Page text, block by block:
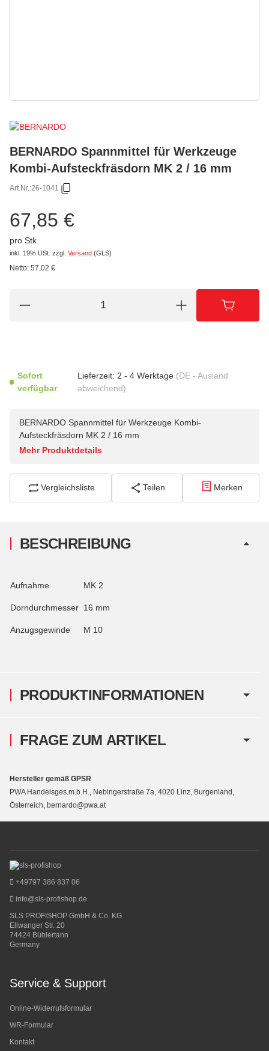
BERNARDO Spannmittel für Werkzeuge
Kombi-Aufsteckfräsdorn MK 2 / 16 mm
Art.Nr.:26-1041
67,85 €
pro Stk
inkl. 19% USt. zzgl. Versand (GLS)
Netto: 57,02 €
Sofort
verfügbar
Lieferzeit: 2 - 4 Werktage (DE - Ausland
abweichend)
BERNARDO Spannmittel für Werkzeuge Kombi-
Aufsteckfräsdorn MK 2 / 16 mm
Mehr Produktdetails
Vergleichsliste Teilen Merken
PRODUKTINFORMATIONEN
BESCHREIBUNG
Aufnahme MK 2
Dorndurchmesser 16 mm
Anzugsgewinde M 10
FRAGE ZUM ARTIKEL
Hersteller gemäß GPSR
PWA Handelsges.m.b.H., Nebingerstraße 7a, 4020 Linz, Burgenland,
Österreich, bernardo@pwa.at
+49797 386 837 06
info@sls-profishop.de
SLS PROFISHOP GmbH & Co. KG
Ellwanger Str. 20
74424 Bühlertann
Germany
Service & Support
Online-Widerrufsformular
WR-Formular
Kontakt